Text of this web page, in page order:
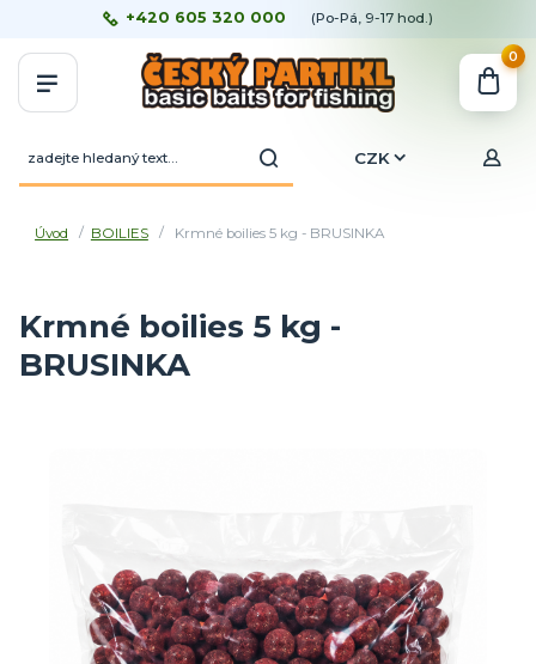
CZK
+420 605 320 000 (Po-Pá, 9-17 hod.)
0
Úvod BOILIES Krmné boilies 5 kg - BRUSINKA
Krmné boilies 5 kg -
BRUSINKA